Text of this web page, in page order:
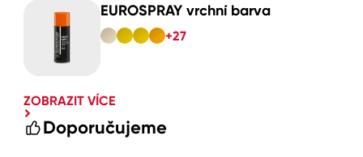
EUROSPRAY vrchní barva
+27
ZOBRAZIT VÍCE
Doporučujeme